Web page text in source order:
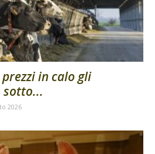
in calo gli
sotto...
2026